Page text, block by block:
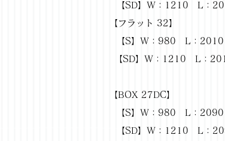
【SD】Ｗ：1210 L：
【フラット 32】
【S】Ｗ：980 L：
【SD】Ｗ：1210 L：
【BOX 27DC】
【S】Ｗ：980 L：
【SD】Ｗ：1210 L：